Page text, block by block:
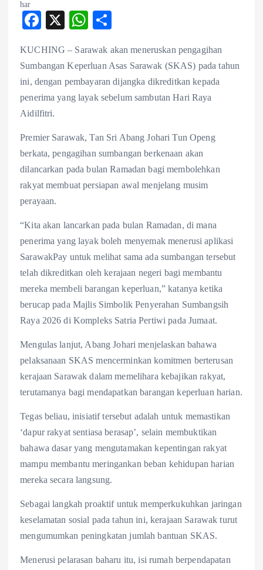
F
eb
o
o
k
X
W
ts
A
p
re
KUCHING – Sarawak akan meneruskan pengagihan
Sumbangan Keperluan Asas Sarawak (SKAS) pada tahun
ini, dengan pembayaran dijangka dikreditkan kepada
penerima yang layak sebelum sambutan Hari Raya
Aidilfitri.
Premier Sarawak, Tan Sri Abang Johari Tun Openg
berkata, pengagihan sumbangan berkenaan akan
dilancarkan pada bulan Ramadan bagi membolehkan
rakyat membuat persiapan awal menjelang musim
perayaan.
“Kita akan lancarkan pada bulan Ramadan, di mana
penerima yang layak boleh menyemak menerusi aplikasi
SarawakPay untuk melihat sama ada sumbangan tersebut
telah dikreditkan oleh kerajaan negeri bagi membantu
mereka membeli barangan keperluan,” katanya ketika
berucap pada Majlis Simbolik Penyerahan Sumbangsih
Raya 2026 di Kompleks Satria Pertiwi pada Jumaat.
Mengulas lanjut, Abang Johari menjelaskan bahawa
pelaksanaan SKAS mencerminkan komitmen berterusan
kerajaan Sarawak dalam memelihara kebajikan rakyat,
terutamanya bagi mendapatkan barangan keperluan harian.
Tegas beliau, inisiatif tersebut adalah untuk memastikan
‘dapur rakyat sentiasa berasap’, selain membuktikan
bahawa dasar yang mengutamakan kepentingan rakyat
mampu membantu meringankan beban kehidupan harian
mereka secara langsung.
Sebagai langkah proaktif untuk memperkukuhkan jaringan
keselamatan sosial pada tahun ini, kerajaan Sarawak turut
mengumumkan peningkatan jumlah bantuan SKAS.
Menerusi pelarasan baharu itu, isi rumah berpendapatan